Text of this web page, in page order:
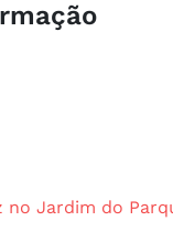
no Jardim do